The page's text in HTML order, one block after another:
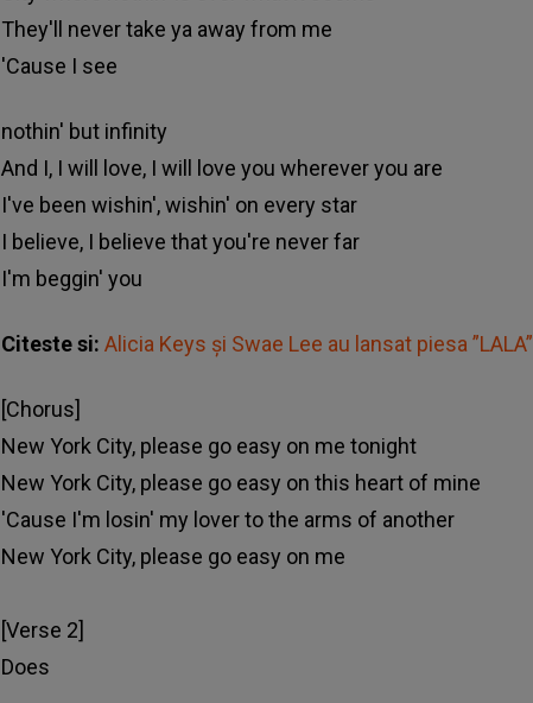
They'll never take ya away from me
'Cause I see
nothin' but infinity
And I, I will love, I will love you wherever you are
I've been wishin', wishin' on every star
I believe, I believe that you're never far
I'm beggin' you
Citeste si: Alicia Keys și Swae Lee au lansat piesa ”LALA”
[Chorus]
New York City, please go easy on me tonight
New York City, please go easy on this heart of mine
'Cause I'm losin' my lover to the arms of another
New York City, please go easy on me
[Verse 2]
Does